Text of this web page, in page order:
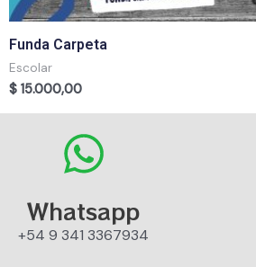
Funda Carpeta
Escolar
$ 15.000,00
Whatsapp
+54 9 341 3367934